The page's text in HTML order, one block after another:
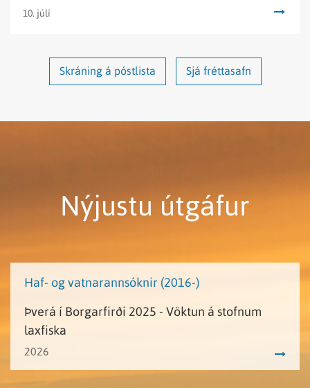
10. júlí
Skráning á póstlista Sjá fréttasafn
Nýjustu útgáfur
Haf- og vatnarannsóknir (2016-)
Þverá í Borgarfirði 2025 - Vöktun á stofnum
laxfiska
2026